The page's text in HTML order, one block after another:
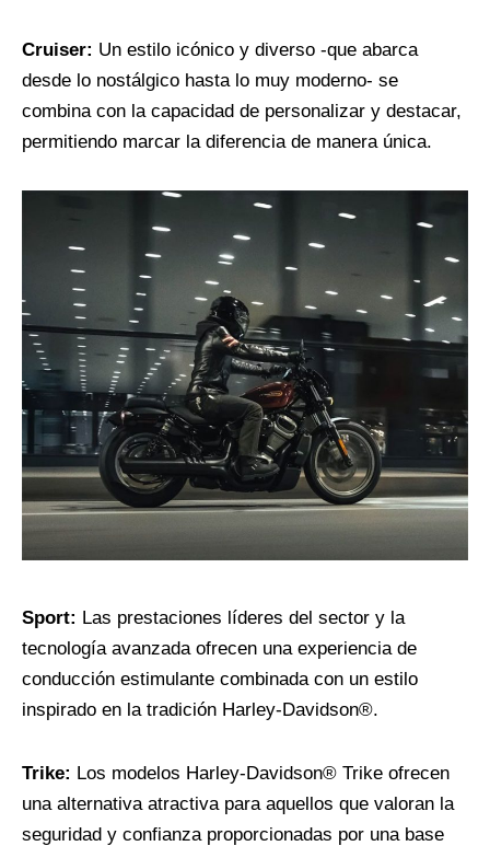
Cruiser: Un estilo icónico y diverso -que abarca
desde lo nostálgico hasta lo muy moderno- se
combina con la capacidad de personalizar y destacar,
permitiendo marcar la diferencia de manera única.
Sport: Las prestaciones líderes del sector y la
tecnología avanzada ofrecen una experiencia de
conducción estimulante combinada con un estilo
inspirado en la tradición Harley-Davidson®.
Trike: Los modelos Harley-Davidson® Trike ofrecen
una alternativa atractiva para aquellos que valoran la
seguridad y confianza proporcionadas por una base